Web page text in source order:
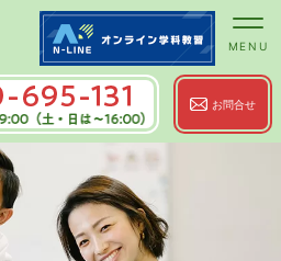
131
：9:00～
日は～16:00）
お問合せ